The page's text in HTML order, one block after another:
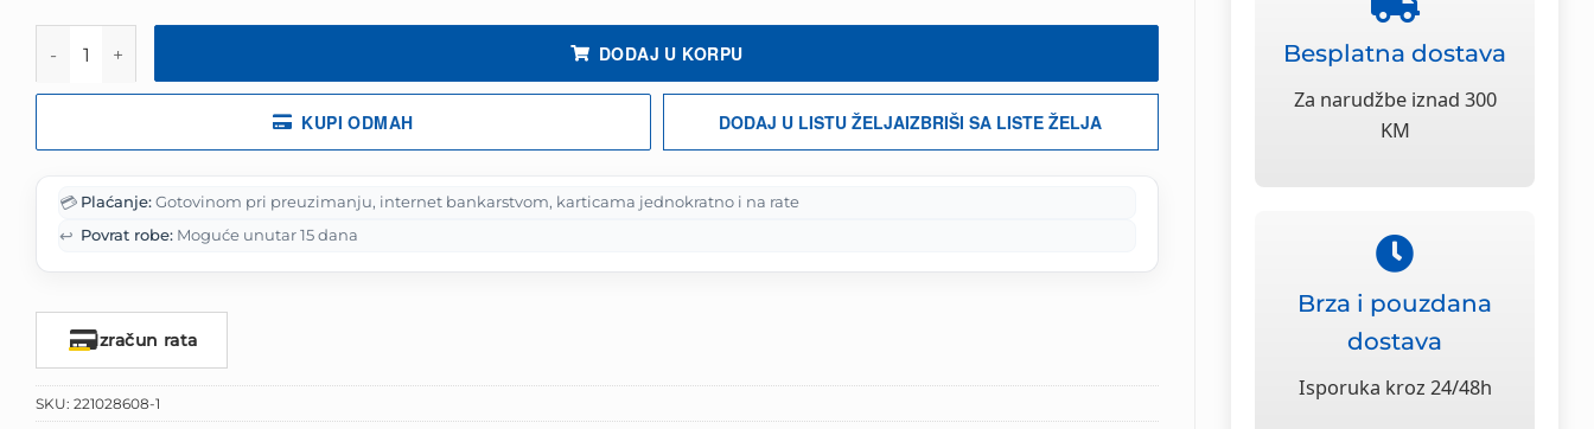
Besplatna dostava
Za narudžbe iznad 300
KM
Brza i pouzdana
dostava
Isporuka kroz 24/48h
je:
165.00 KM.
DODAJ U KORPU
KUPI ODMAH DODAJ U LISTU ŽELJAIZBRIŠI SA LISTE ŽELJA
💳 Plaćanje:Gotovinom pri preuzimanju, internet bankarstvom, karticama jednokratno i na rate
↩️ Povrat robe: Moguće unutar 15 dana
Izračun rata
SKU: 221028608-1